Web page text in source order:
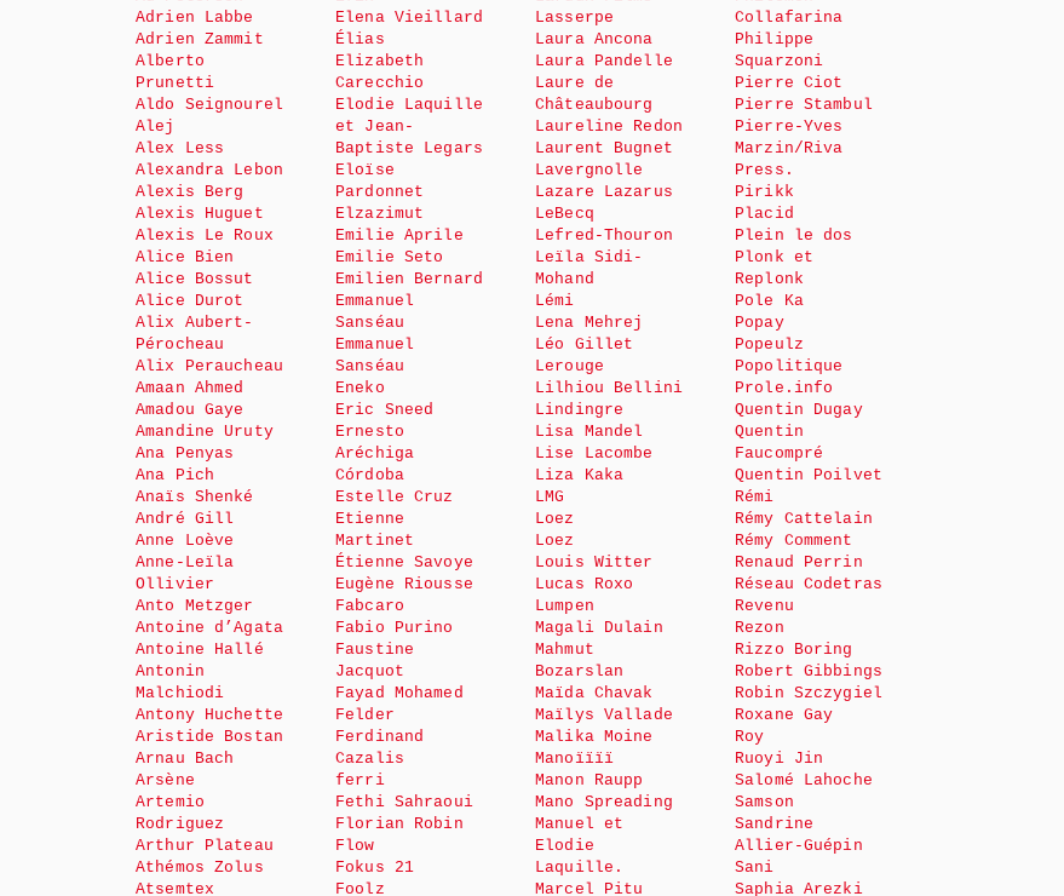
Adrien Labbe
Adrien Zammit
Alberto
Prunetti
Aldo Seignourel
Alej
Alex Less
Alexandra Lebon
Alexis Berg
Alexis Huguet
Alexis Le Roux
Alice Bien
Alice Bossut
Alice Durot
Alix Aubert-
Pérocheau
Alix Peraucheau
Amaan Ahmed
Amadou Gaye
Amandine Uruty
Ana Penyas
Ana Pich
Anaïs Shenké
André Gill
Anne Loève
Anne-Leïla
Ollivier
Anto Metzger
Antoine d’Agata
Antoine Hallé
Antonin
Malchiodi
Antony Huchette
Aristide Bostan
Arnau Bach
Arsène
Artemio
Rodriguez
Arthur Plateau
Athémos Zolus
Atsemtex
Elena Vieillard
Élias
Elizabeth
Carecchio
Elodie Laquille
et Jean-
Baptiste Legars
Eloïse
Pardonnet
Elzazimut
Emilie Aprile
Emilie Seto
Emilien Bernard
Emmanuel
Sanséau
Emmanuel
Sanséau
Eneko
Eric Sneed
Ernesto
Aréchiga
Córdoba
Estelle Cruz
Etienne
Martinet
Étienne Savoye
Eugène Riousse
Fabcaro
Fabio Purino
Faustine
Jacquot
Fayad Mohamed
Felder
Ferdinand
Cazalis
ferri
Fethi Sahraoui
Florian Robin
Flow
Fokus 21
Foolz
Lasserpe
Laura Ancona
Laura Pandelle
Laure de
Châteaubourg
Laureline Redon
Laurent Bugnet
Lavergnolle
Lazare Lazarus
LeBecq
Lefred-Thouron
Leïla Sidi-
Mohand
Lémi
Lena Mehrej
Léo Gillet
Lerouge
Lilhiou Bellini
Lindingre
Lisa Mandel
Lise Lacombe
Liza Kaka
LMG
Loez
Loez
Louis Witter
Lucas Roxo
Lumpen
Magali Dulain
Mahmut
Bozarslan
Maïda Chavak
Maïlys Vallade
Malika Moine
Manoïïïï
Manon Raupp
Mano Spreading
Manuel et
Elodie
Laquille.
Marcel Pitu
Collafarina
Philippe
Squarzoni
Pierre Ciot
Pierre Stambul
Pierre-Yves
Marzin/Riva
Press.
Pirikk
Placid
Plein le dos
Plonk et
Replonk
Pole Ka
Popay
Popeulz
Popolitique
Prole.info
Quentin Dugay
Quentin
Faucompré
Quentin Poilvet
Rémi
Rémy Cattelain
Rémy Comment
Renaud Perrin
Réseau Codetras
Revenu
Rezon
Rizzo Boring
Robert Gibbings
Robin Szczygiel
Roxane Gay
Roy
Ruoyi Jin
Salomé Lahoche
Samson
Sandrine
Allier-Guépin
Sani
Saphia Arezki